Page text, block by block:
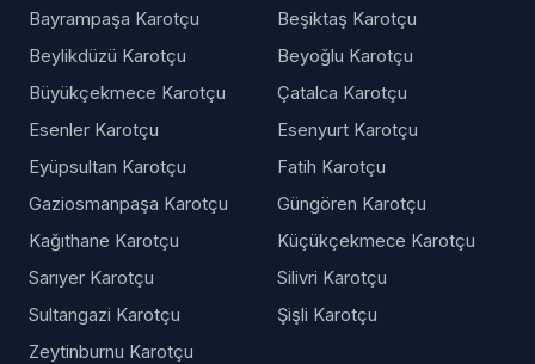
Bayrampaşa Karotçu
Beşiktaş Karotçu
Beylikdüzü Karotçu
Beyoğlu Karotçu
Büyükçekmece Karotçu
Çatalca Karotçu
Esenler Karotçu
Esenyurt Karotçu
Eyüpsultan Karotçu
Fatih Karotçu
Gaziosmanpaşa Karotçu
Güngören Karotçu
Kağıthane Karotçu
Küçükçekmece Karotçu
Sarıyer Karotçu
Silivri Karotçu
Sultangazi Karotçu
Şişli Karotçu
Zeytinburnu Karotçu